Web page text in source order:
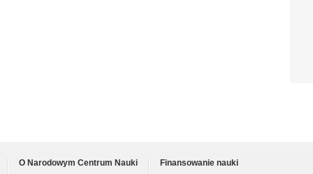
O Narodowym Centrum Nauki
Finansowanie nauki